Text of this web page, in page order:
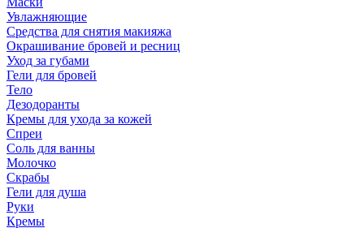
Увлажняющие
Средства для снятия макияжа
Окрашивание бровей и ресниц
Уход за губами
Гели для бровей
Тело
Дезодоранты
Кремы для ухода за кожей
Спреи
Соль для ванны
Молочко
Скрабы
Гели для душа
Руки
Кремы